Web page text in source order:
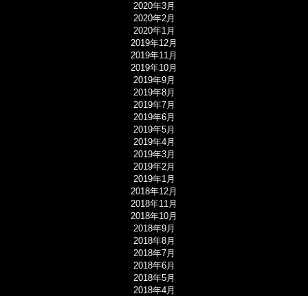
2020年3月
2020年2月
2020年1月
2019年12月
2019年11月
2019年10月
2019年9月
2019年8月
2019年7月
2019年6月
2019年5月
2019年4月
2019年3月
2019年2月
2019年1月
2018年12月
2018年11月
2018年10月
2018年9月
2018年8月
2018年7月
2018年6月
2018年5月
2018年4月